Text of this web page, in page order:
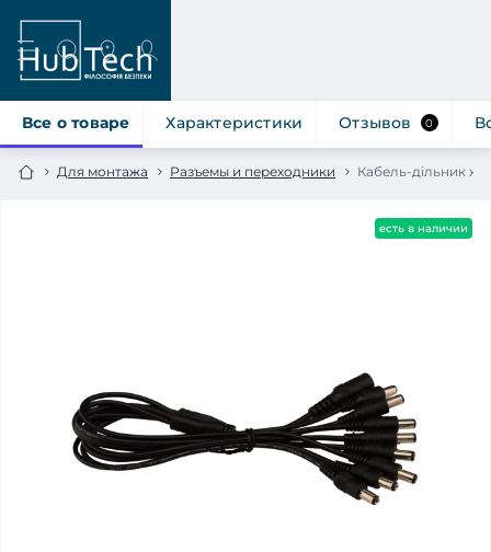
Для монтажа Разъемы и переходники Кабель-дільник
Все о товаре Характеристики Отзывов 0
есть в наличии